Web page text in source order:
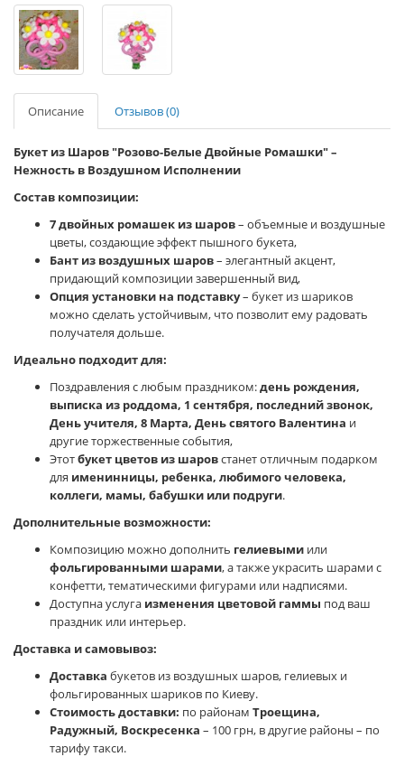
Описание Отзывов (0)
Букет из Шаров "Розово-Белые Двойные Ромашки" –
Нежность в Воздушном Исполнении
Состав композиции:
7 двойных ромашек из шаров– объемные и воздушные
цветы, создающие эффект пышного букета,
Бант из воздушных шаров– элегантный акцент,
придающий композиции завершенный вид,
Опция установки на подставку– букет из шариков
можно сделать устойчивым, что позволит ему радовать
получателя дольше.
Идеально подходит для:
Поздравления с любым праздником:день рождения,
выписка из роддома, 1 сентября, последний звонок,
День учителя, 8 Марта, День святого Валентина и
другие торжественные события,
Этотбукет цветов из шаровстанет отличным подарком
для именинницы, ребенка, любимого человека,
коллеги, мамы, бабушки или подруги.
Дополнительные возможности:
Композицию можно дополнить гелиевыми или
фольгированными шарами, а также украсить шарами с
конфетти, тематическими фигурами или надписями.
Доступна услуга изменения цветовой гаммы под ваш
праздник или интерьер.
Доставка и самовывоз:
Доставка букетов из воздушных шаров, гелиевых и
фольгированных шариков по Киеву.
Стоимость доставки: по районам Троещина,
Радужный, Воскресенка – 100 грн, в другие районы – по
тарифу такси.